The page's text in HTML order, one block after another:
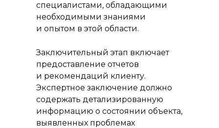
специалистами, обладающими
необходимыми знаниями
и опытом в этой области.
Заключительный этап включает
предоставление отчетов
и рекомендаций клиенту.
Экспертное заключение должно
содержать детализированную
информацию о состоянии объекта,
выявленных проблемах